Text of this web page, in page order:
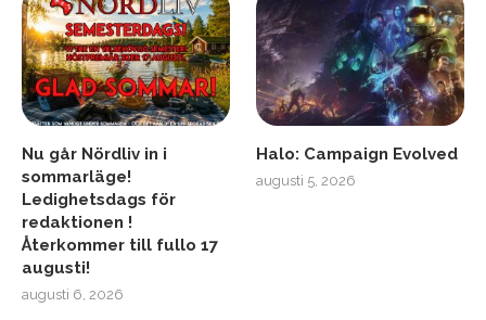
Nu går Nördliv in i
sommarläge!
Ledighetsdags för
redaktionen !
Återkommer till fullo 17
augusti!
augusti 6, 2026
Halo: Campaign Evolved
augusti 5, 2026